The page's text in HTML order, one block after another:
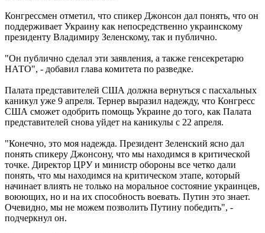
Конгрессмен отметил, что спикер Джонсон дал понять, что он
поддерживает Украину как непосредственно украинскому
президенту Владимиру Зеленскому, так и публично.
"Он публично сделал эти заявления, а также генсекретарю
НАТО", - добавил глава комитета по разведке.
Палата представителей США должна вернуться с пасхальных
каникул уже 9 апреля. Тернер выразил надежду, что Конгресс
США сможет одобрить помощь Украине до того, как Палата
представителей снова уйдет на каникулы с 22 апреля.
"Конечно, это моя надежда. Президент Зеленский ясно дал
понять спикеру Джонсону, что мы находимся в критической
точке. Директор ЦРУ и министр обороны все четко дали
понять, что мы находимся на критическом этапе, который
начинает влиять не только на моральное состояние украинцев,
воюющих, но и на их способность воевать. Путин это знает.
Очевидно, мы не можем позволить Путину победить", -
подчеркнул он.